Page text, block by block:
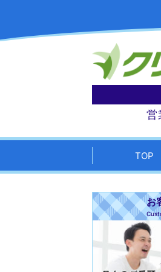
営
TOP
お